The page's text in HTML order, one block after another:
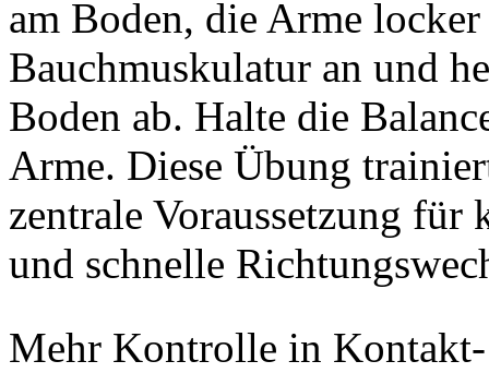
am Boden, die Arme
Bauchmuskulatur an und
Boden ab. Halte die
Arme. Diese Übung
zentrale Voraussetzung
und schnelle
Mehr Kontrolle in